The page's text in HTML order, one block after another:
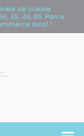
de cuisine
35, 49, 85. Parce
local !